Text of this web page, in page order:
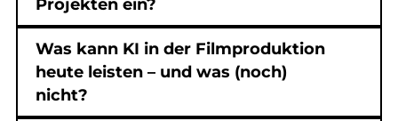
Projekten ein?
Was kann KI in der Filmproduktion
heute leisten – und was (noch)
nicht?